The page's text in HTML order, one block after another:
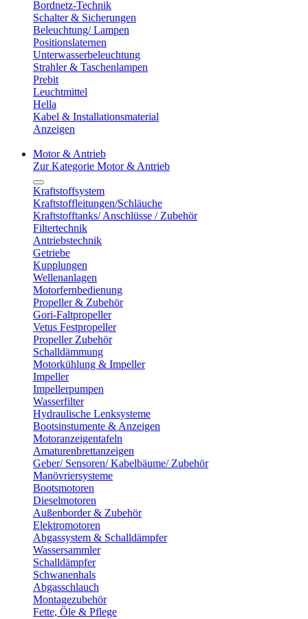
Bordnetz-Technik
Schalter & Sicherungen
Beleuchtung/ Lampen
Positionslaternen
Unterwasserbeleuchtung
Strahler & Taschenlampen
Prebit
Leuchtmittel
Hella
Kabel & Installationsmaterial
Anzeigen
Motor & Antrieb
Zur Kategorie Motor & Antrieb
Kraftstoffsystem
Kraftstoffleitungen/Schläuche
Kraftstofftanks/ Anschlüsse / Zubehör
Filtertechnik
Antriebstechnik
Getriebe
Kupplungen
Wellenanlagen
Motorfernbedienung
Propeller & Zubehör
Gori-Faltpropeller
Vetus Festpropeller
Propeller Zubehör
Schalldämmung
Motorkühlung & Impeller
Impeller
Impellerpumpen
Wasserfilter
Hydraulische Lenksysteme
Bootsinstumente & Anzeigen
Motoranzeigentafeln
Amaturenbrettanzeigen
Geber/ Sensoren/ Kabelbäume/ Zubehör
Manövriersysteme
Bootsmotoren
Dieselmotoren
Außenborder & Zubehör
Elektromotoren
Abgassystem & Schalldämpfer
Wassersammler
Schalldämpfer
Schwanenhals
Abgasschlauch
Montagezubehör
Fette, Öle & Pflege